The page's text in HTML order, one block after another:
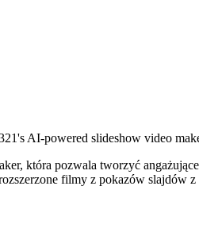
AI-powered slideshow video
która pozwala tworzyć
filmy z pokazów slajdów z